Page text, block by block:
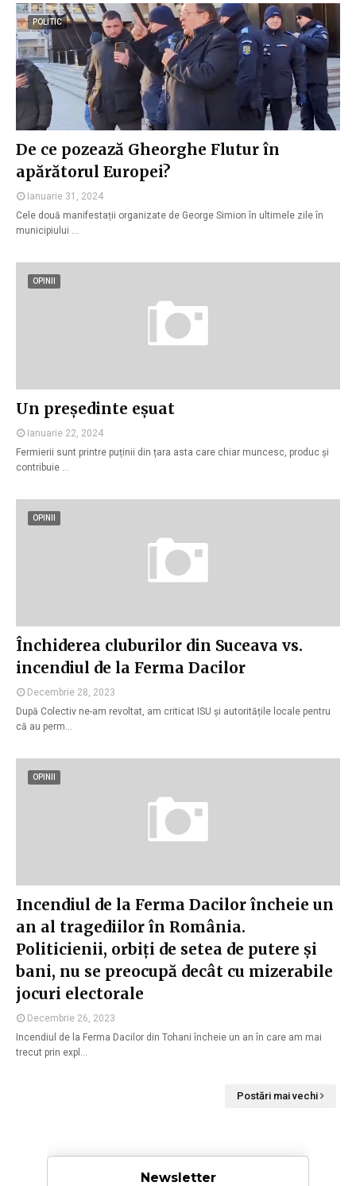
POLITIC
De ce pozează Gheorghe Flutur în
apărătorul Europei?
Ianuarie 31, 2024
Cele două manifestații organizate de George Simion în ultimele zile în
municipiului …
OPINII
Un președinte eșuat
Ianuarie 22, 2024
Fermierii sunt printre puținii din țara asta care chiar muncesc, produc și
contribuie …
OPINII
Închiderea cluburilor din Suceava vs.
incendiul de la Ferma Dacilor
Decembrie 28, 2023
După Colectiv ne-am revoltat, am criticat ISU și autoritățile locale pentru
că au perm…
OPINII
Incendiul de la Ferma Dacilor încheie un
an al tragediilor în România.
Politicienii, orbiți de setea de putere și
bani, nu se preocupă decât cu mizerabile
jocuri electorale
Decembrie 26, 2023
Incendiul de la Ferma Dacilor din Tohani încheie un an în care am mai
trecut prin expl…
Postări mai vechi
Newsletter